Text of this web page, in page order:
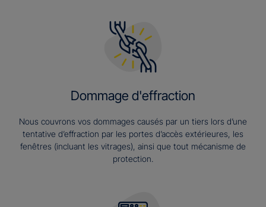
Dommage d'effraction
Nous couvrons vos dommages causés par un tiers lors d’une
tentative d’effraction par les portes d’accès extérieures, les
fenêtres (incluant les vitrages), ainsi que tout mécanisme de
protection.